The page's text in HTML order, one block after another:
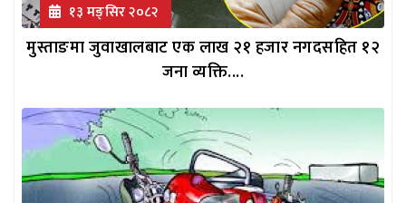
१३ मङ्सिर २०८२
मुस्ताङमा जुवाखालबाट एक लाख २१ हजार नगदसहित १२
जना व्यक्ति....